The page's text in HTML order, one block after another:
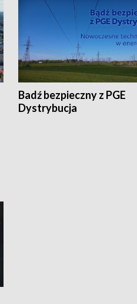
Badź bezpieczny z PGE
Dystrybucja